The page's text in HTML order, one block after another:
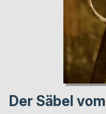
Der Säbel